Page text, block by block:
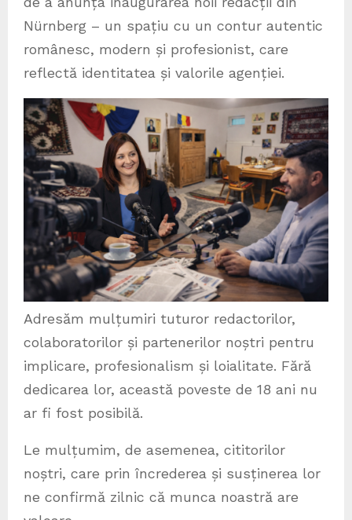
Nürnberg – un spațiu cu un contur autentic
românesc, modern și profesionist, care
reflectă identitatea și valorile agenției.
Adresăm mulțumiri tuturor redactorilor,
colaboratorilor și partenerilor noștri pentru
implicare, profesionalism și loialitate. Fără
dedicarea lor, această poveste de 18 ani nu
ar fi fost posibilă.
Le mulțumim, de asemenea, cititorilor
noștri, care prin încrederea și susținerea lor
ne confirmă zilnic că munca noastră are